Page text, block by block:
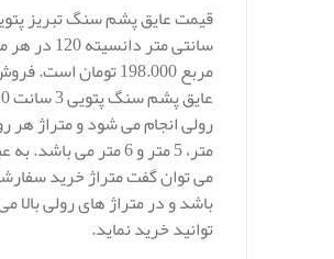
سانتی متر دانسیته
مربع 198.000 تومان است.
عایق
متر، 5 متر و 6 متر می باشد.
می توان گفت متراژ خرید
باشد و در متراژ های رولی بالا
توانید خرید نماید.